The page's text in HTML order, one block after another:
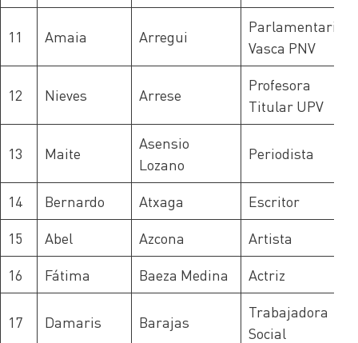
11 Amaia Arregui
Parlamentaria
Vasca PNV
12 Nieves Arrese
Profesora
Titular UPV
13 Maite
Asensio
Lozano
Periodista
14 Bernardo Atxaga
Escritor
15
Abel Azcona
Artista
16
Fátima Baeza Medina Actriz
17 Damaris Barajas
Trabajadora
Social